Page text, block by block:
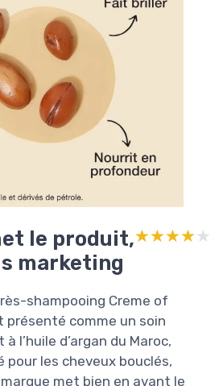
le produit,
marketing
★★★★★
★★★★★
shampooing Creme of
présenté comme un soin
l’huile d’argan du Maroc,
pour les cheveux bouclés,
met bien en avant le